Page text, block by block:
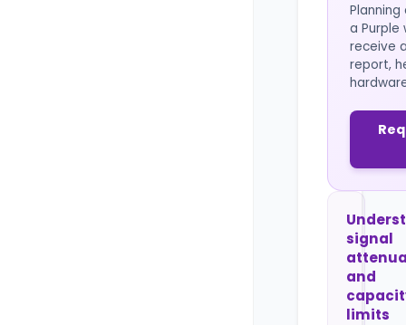
a
receive
report,
signal
and
limits